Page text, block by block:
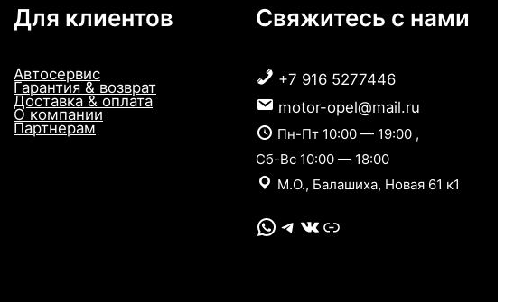
Для клиентов
Автосервис
Гарантия & возврат
Доставка & оплата
О компании
Партнерам
Свяжитесь с нами
+7 916 5277446
motor-opel@mail.ru
Пн-Пт 10:00 — 19:00 ,
Сб-Вс 10:00 — 18:00
М.О., Балашиха, Новая 61 к1
WhatsApp Telegram VK Link